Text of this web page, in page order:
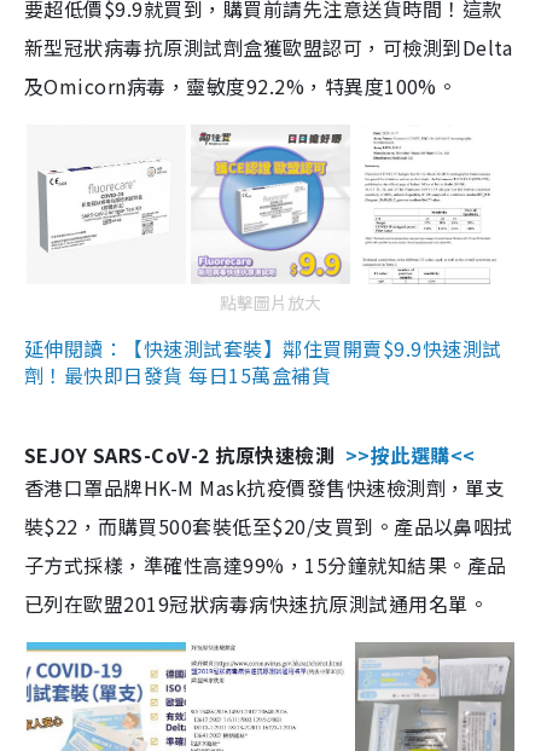
要超低價$9.9就買到，購買前請先注意送貨時間！這款
新型冠狀病毒抗原測試劑盒獲歐盟認可，可檢測到Delta
及Omicorn病毒，靈敏度92.2%，特異度100%。
點擊圖片放大
延伸閱讀：【快速測試套裝】鄰住買開賣$9.9快速測試
劑！最快即日發貨 每日15萬盒補貨
SEJOY SARS-CoV-2 抗原快速檢測 >>按此選購<<
香港口罩品牌HK-M Mask抗疫價發售快速檢測劑，單支
裝$22，而購買500套裝低至$20/支買到。產品以鼻咽拭
子方式採樣，準確性高達99%，15分鐘就知結果。產品
已列在歐盟2019冠狀病毒病快速抗原測試通用名單。